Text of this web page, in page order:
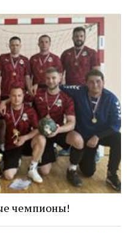
чемпионы!